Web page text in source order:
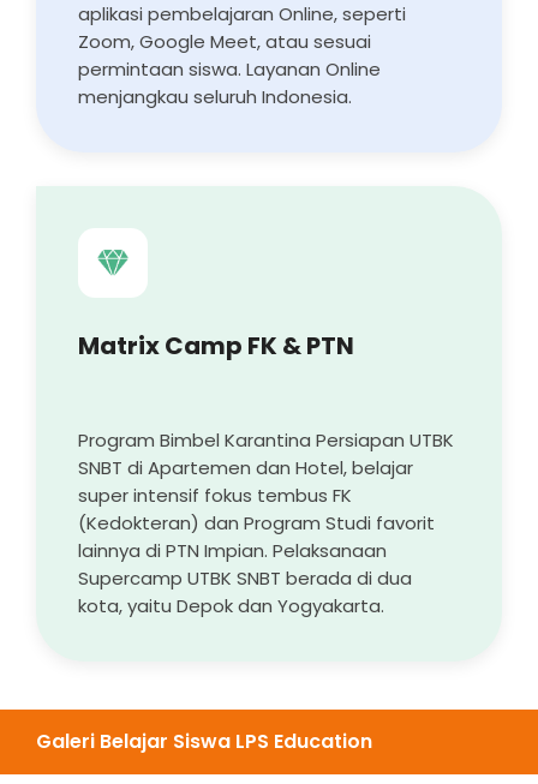
aplikasi pembelajaran Online, seperti
Zoom, Google Meet, atau sesuai
permintaan siswa. Layanan Online
menjangkau seluruh Indonesia.
Matrix Camp FK & PTN
Program Bimbel Karantina Persiapan UTBK
SNBT di Apartemen dan Hotel, belajar
super intensif fokus tembus FK
(Kedokteran) dan Program Studi favorit
lainnya di PTN Impian. Pelaksanaan
Supercamp UTBK SNBT berada di dua
kota, yaitu Depok dan Yogyakarta.
Galeri Belajar Siswa LPS Education